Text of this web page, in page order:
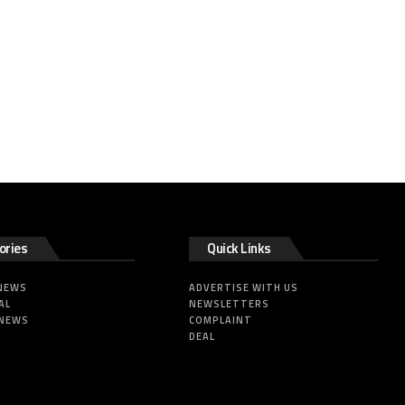
Quick Links
ADVERTISE WITH US
NEWSLETTERS
COMPLAINT
DEAL